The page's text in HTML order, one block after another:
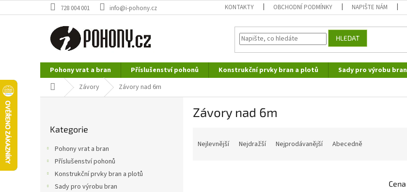
na
728 004 001 info@i-pohony.cz KONTAKTY OBCHODNÍ PODMÍNKY NAPIŠTE NÁM
HLEDAT
Pohony vrat a bran Příslušenství pohonů Konstrukční prvky bran a plotů Sady pro výrobu bran
Nerezové polotovary
Hutní materiál
Domů Závory Závory nad 6m
kategorie
Kategorie
Pohony vrat a bran
Příslušenství pohonů
Konstrukční prvky bran a plotů
Sady pro výrobu bran
Závory nad 6m
Nejlevnější Nejdražší Nejprodávanější Abecedně
Cena